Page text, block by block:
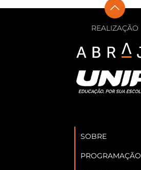
REALIZAÇÃO
SOBRE
PROGRAMAÇÃO